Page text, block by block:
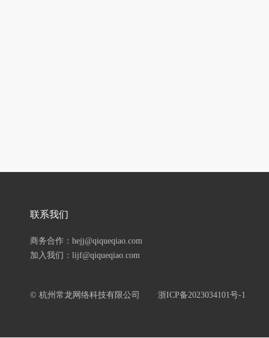
联系我们
商务合作：hejj@qiqueqiao.com
加入我们：lijf@qiqueqiao.com
© 杭州常龙网络科技有限公司 浙ICP备2023034101号-1